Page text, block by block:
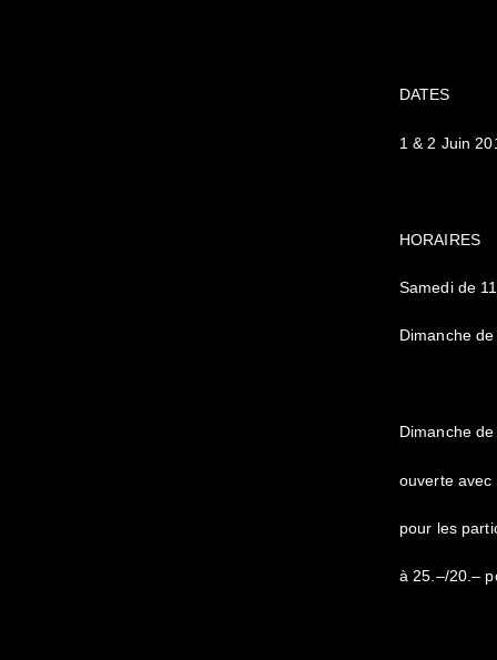
DATES
1 & 2 Juin
HORAIRES
Samedi de
Dimanche
Dimanche
ouverte avec
pour les
à 25.–/20.–